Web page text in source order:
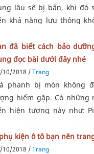
lâu sẽ bị bẩn, khi đó
khả năng lưu thông
vi khuẩn gây ô nhiễm
hơn khi xe vận hành.
đã biết cách bảo
đọc bài dưới đây nhé
10/2018 /Trang
phanh bị mòn không
hiếm gặp. Có những
hiện tượng này như:
dẫn đến kẹt hoặc hoạt
sẽ khiến các má phanh
kiện ô tô bạn nên
10/2018 /Trang